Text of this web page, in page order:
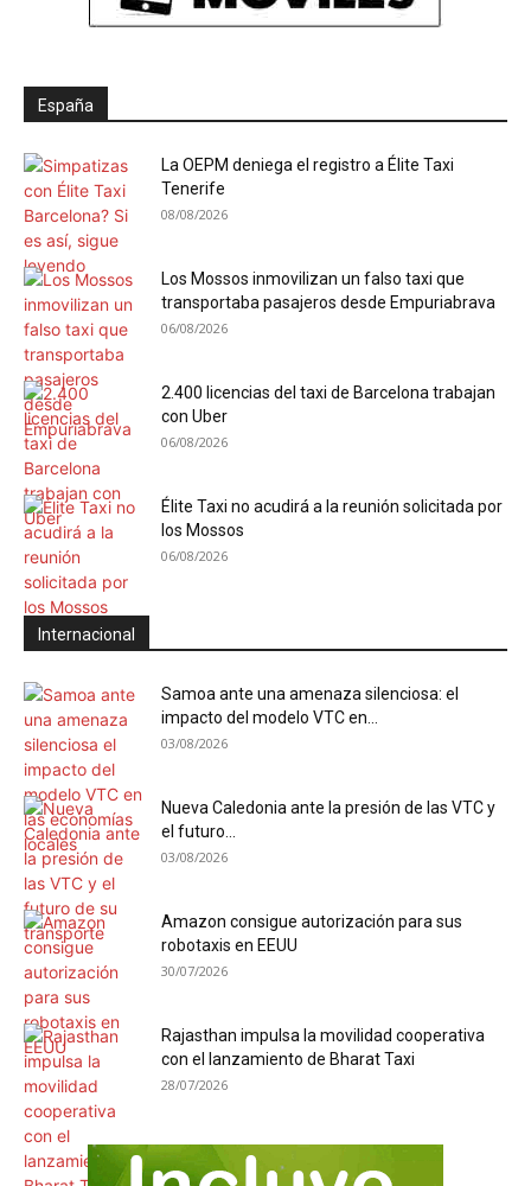
España
La OEPM deniega el registro a Élite Taxi
Tenerife
08/08/2026
Los Mossos inmovilizan un falso taxi que
transportaba pasajeros desde Empuriabrava
06/08/2026
2.400 licencias del taxi de Barcelona trabajan
con Uber
06/08/2026
Élite Taxi no acudirá a la reunión solicitada por
los Mossos
06/08/2026
Internacional
Samoa ante una amenaza silenciosa: el
impacto del modelo VTC en...
03/08/2026
Nueva Caledonia ante la presión de las VTC y
el futuro...
03/08/2026
Amazon consigue autorización para sus
robotaxis en EEUU
30/07/2026
Rajasthan impulsa la movilidad cooperativa
con el lanzamiento de Bharat Taxi
28/07/2026